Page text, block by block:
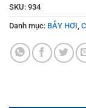
SKU: 934
Danh mục: BẪY HƠI,